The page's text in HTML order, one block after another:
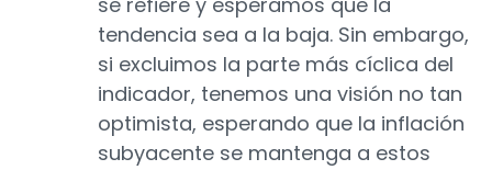
tendencia sea a la baja. Sin embargo,
si excluimos la parte más cíclica del
indicador, tenemos una visión no tan
optimista, esperando que la inflación
subyacente se mantenga a estos